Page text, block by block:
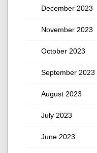
December 2023
November 2023
October 2023
September 2023
August 2023
July 2023
June 2023